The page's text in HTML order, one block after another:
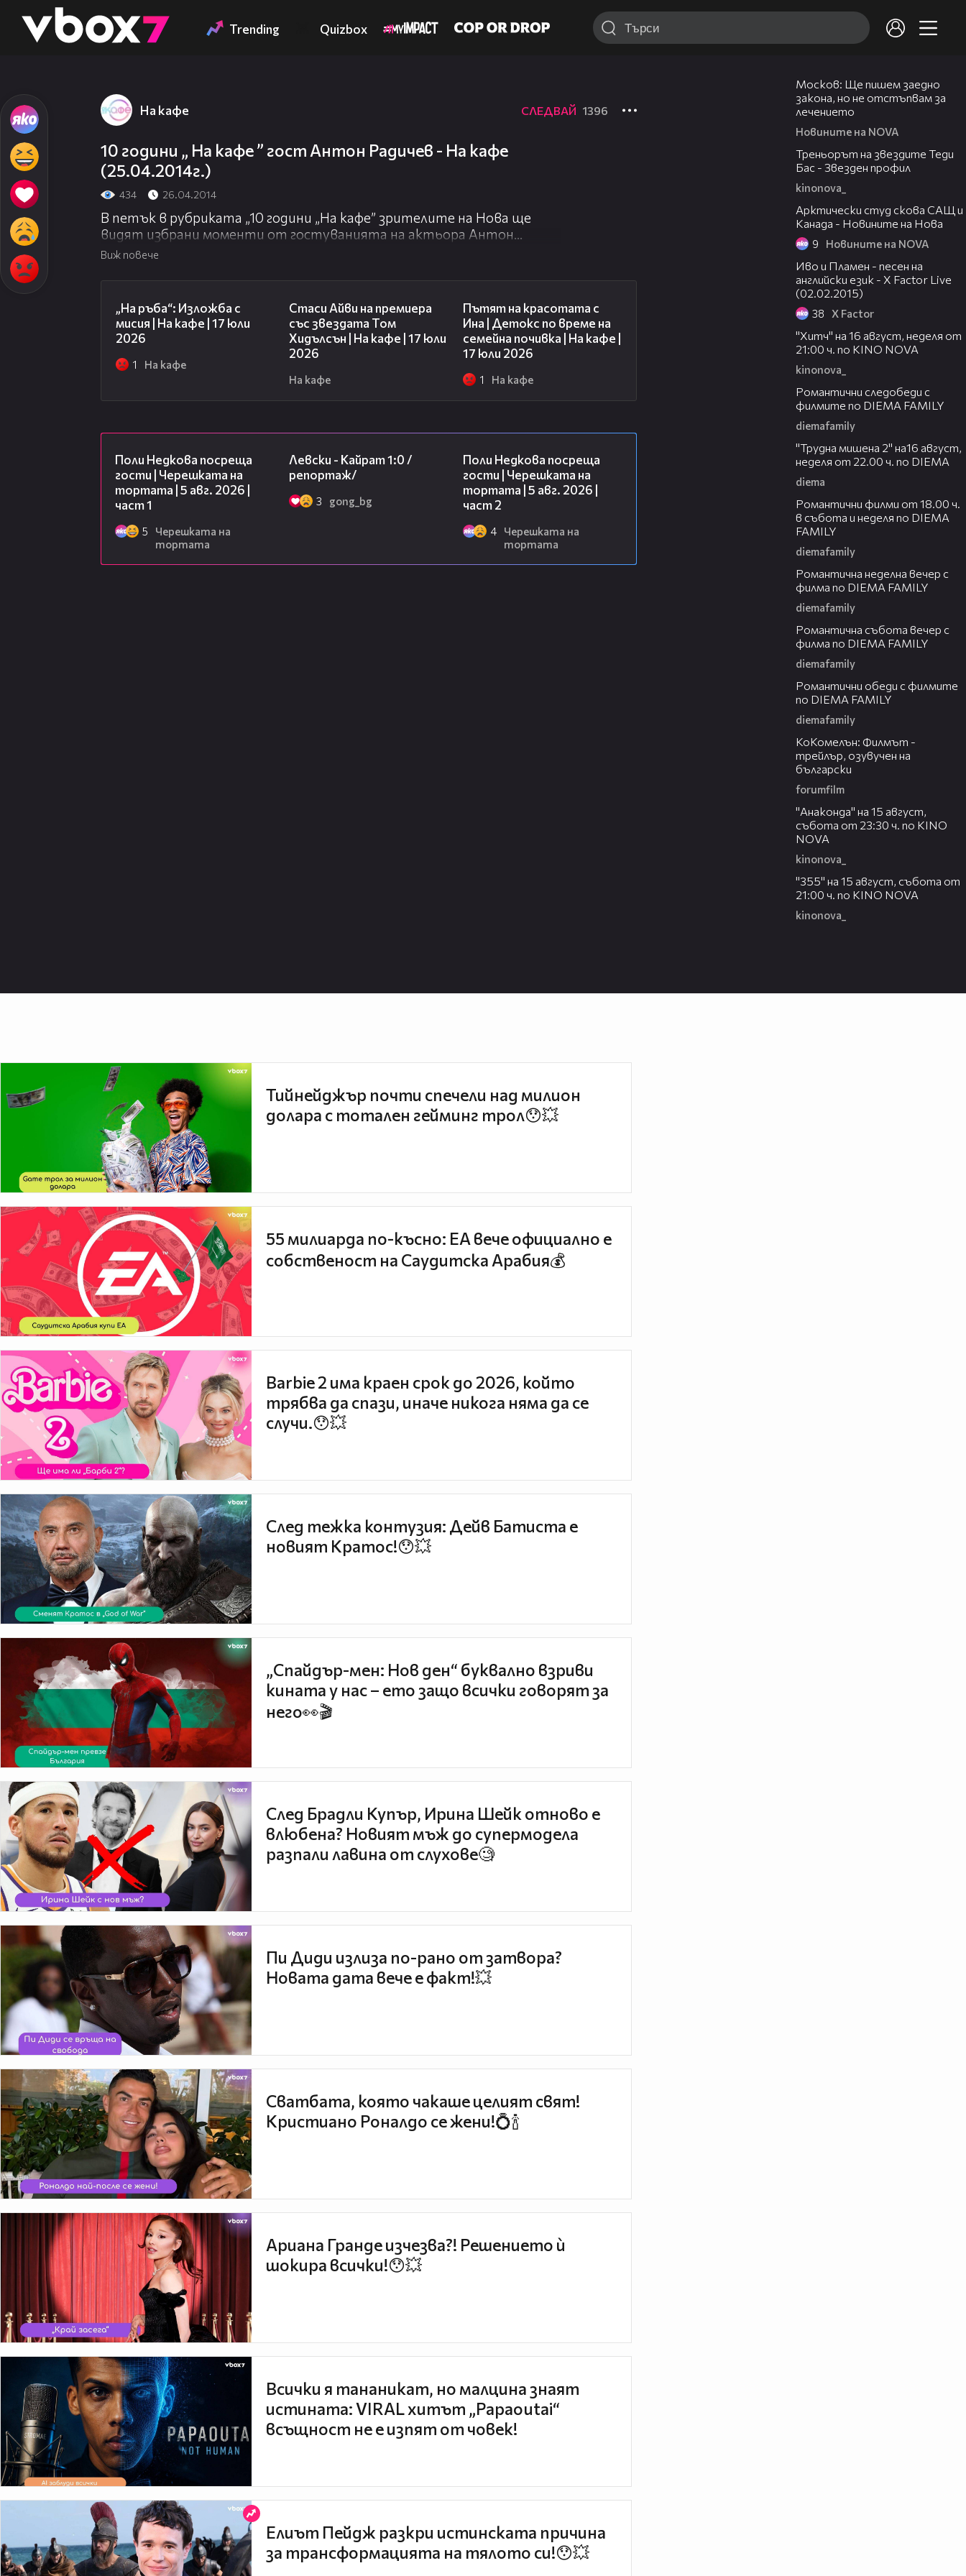
👾 Trending Quizbox
На кафе СЛЕДВАЙ 1396
10 години „ На кафе ” гост Антон Радичев - На кафе
(25.04.2014г.)
434 26.04.2014
В петък в рубриката „10 години „На кафе” зрителите на Нова ще
видят избрани моменти от гостуванията на актьора Антон
Радичев - На кафе 25.04.2014 г.
Виж повече
„На ръба“: Изложба с
мисия | На кафе | 17 юли
2026
1 На кафе
Стаси Айви на премиера
със звездата Том
Хидълсън | На кафе | 17 юли
2026
На кафе
Пътят на красотата с
Ина | Детокс по време на
семейна почивка | На кафе |
17 юли 2026
1 На кафе
Поли Недкова посреща
гости | Черешката на
тортата | 5 авг. 2026 |
част 1
5
Черешката на
тортата
Левски - Кайрат 1:0 /
репортаж/
3 gong_bg
Поли Недкова посреща
гости | Черешката на
тортата | 5 авг. 2026 |
част 2
4
Черешката на
тортата
Москов: Ще пишем заедно
закона, но не отстъпвам за
лечението
Новините на NOVA
Треньорът на звездите Теди
Бас - Звезден профил
kinonova_
Арктически студ скова САЩ и
Канада - Новините на Нова
9 Новините на NOVA
Иво и Пламен - песен на
английски език - X Factor Live
(02.02.2015)
38 X Factor
"Хитч" на 16 август, неделя от
21:00 ч. по KINO NOVA
kinonova_
Романтични следобеди с
филмите по DIEMA FAMILY
diemafamily
"Трудна мишена 2" на16 август,
неделя от 22.00 ч. по DIEMA
diema
Романтични филми от 18.00 ч.
в събота и неделя по DIEMA
FAMILY
diemafamily
Романтичнa неделна вечер с
филма по DIEMA FAMILY
diemafamily
Романтичнa събота вечер с
филма по DIEMA FAMILY
diemafamily
Романтични обеди с филмите
по DIEMA FAMILY
diemafamily
КоКомелън: Филмът -
трейлър, озувучен на
български
forumfilm
"Анаконда" на 15 август,
събота от 23:30 ч. по KINO
NOVA
kinonova_
"355" на 15 август, събота от
21:00 ч. по KINO NOVA
kinonova_
Тийнейджър почти спечели над милион
долара с тотален гейминг трол😯💥
55 милиарда по-късно: EA вече официално е
собственост на Саудитска Арабия💰
Barbie 2 има краен срок до 2026, който
трябва да спази, иначе никога няма да се
случи.😯💥
След тежка контузия: Дейв Батиста е
новият Кратос!😯💥
„Спайдър-мен: Нов ден“ буквално взриви
кината у нас – ето защо всички говорят за
него👀🎬
След Брадли Купър, Ирина Шейк отново е
влюбена? Новият мъж до супермодела
разпали лавина от слухове🧐
Пи Диди излиза по-рано от затвора?
Новата дата вече е факт!💥
Сватбата, която чакаше целият свят!
Кристиано Роналдо се жени!💍🍾
Ариана Гранде изчезва?! Решението ѝ
шокира всички!😯💥
Всички я тананикат, но малцина знаят
истината: VIRAL хитът „Papaoutai“
всъщност не е изпят от човек!
Елиът Пейдж разкри истинската причина
за трансформацията на тялото си!😯💥